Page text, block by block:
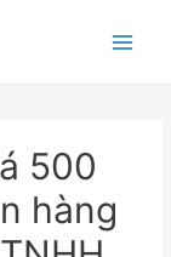
500
hàng